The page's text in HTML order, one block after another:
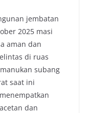
jembatan
2025 masi
aman dan
di ruas
subang
saat ini
dan